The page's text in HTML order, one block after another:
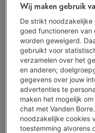
Troeven
Autonomie tot 6 uur
op te laden
Actieve
drukke omgevingen
In-ear True Wireless
eenvoudige en
Wij maken gebruik
De strikt
goed functioneren van
worden geweigerd.
gebruikt voor
verzamelen over het
en anderen;
gegevens over jouw
advertenties te
maken het mogelijk
chat met Vanden
noodzakelijke cookies
toestemming alvorens